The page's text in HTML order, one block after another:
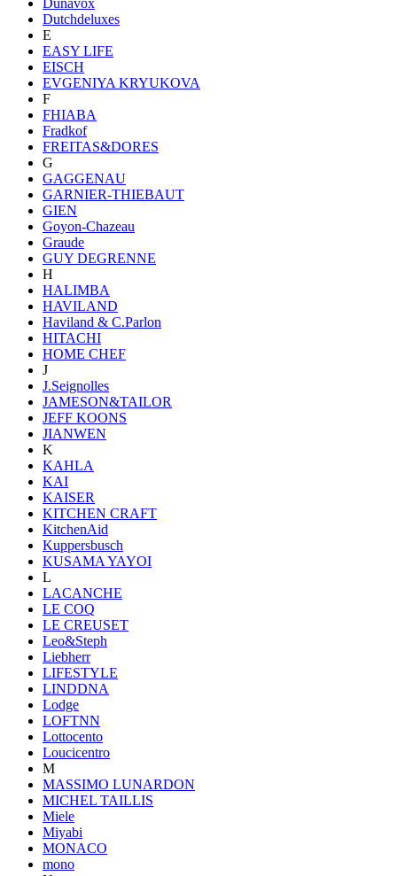
Dutchdeluxes
E
EASY LIFE
EISCH
EVGENIYA KRYUKOVA
F
FHIABA
Fradkof
FREITAS&DORES
G
GAGGENAU
GARNIER-THIEBAUT
GIEN
Goyon-Chazeau
Graude
GUY DEGRENNE
H
HALIMBA
HAVILAND
Haviland & C.Parlon
HITACHI
HOME CHEF
J
J.Seignolles
JAMESON&TAILOR
JEFF KOONS
JIANWEN
K
KAHLA
KAI
KAISER
KITCHEN CRAFT
KitchenAid
Kuppersbusch
KUSAMA YAYOI
L
LACANCHE
LE COQ
LE CREUSET
Leo&Steph
Liebherr
LIFESTYLE
LINDDNA
Lodge
LOFTNN
Lottocento
Loucicentro
M
MASSIMO LUNARDON
MICHEL TAILLIS
Miele
Miyabi
MONACO
mono